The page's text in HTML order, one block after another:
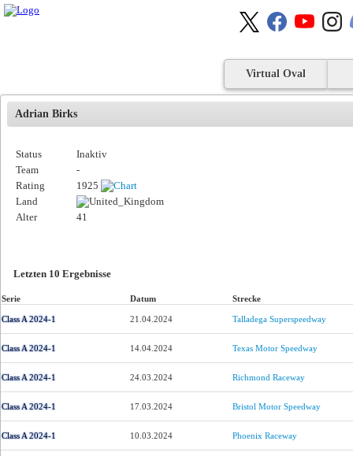
Virtual Oval
Adrian Birks
Status
Inaktiv
Team
-
Rating
1925
Land
Alter
41
Letzten 10 Ergebnisse
Serie Datum Strecke
Class A 2024-1 21.04.2024 Talladega Superspeedway
Class A 2024-1 14.04.2024 Texas Motor Speedway
Class A 2024-1 24.03.2024 Richmond Raceway
Class A 2024-1 17.03.2024 Bristol Motor Speedway
Class A 2024-1 10.03.2024 Phoenix Raceway